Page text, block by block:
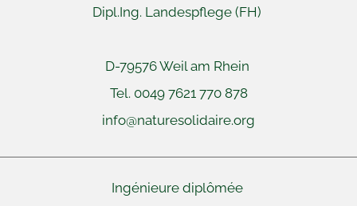
Dipl.Ing. Landespflege (FH)
D-79576 Weil am Rhein
Tel. 0049 7621 770 878
info@naturesolidaire.org
Ingénieure diplômée